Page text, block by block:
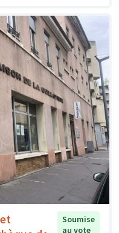
Soumise
au vote